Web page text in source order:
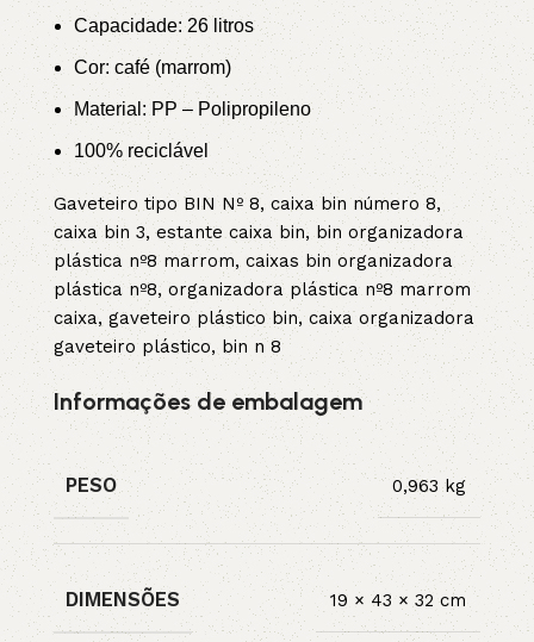
Capacidade: 26 litros
Cor: café (marrom)
Material: PP – Polipropileno
100% reciclável
Gaveteiro tipo BIN Nº 8, caixa bin número 8,
caixa bin 3, estante caixa bin, bin organizadora
plástica nº8 marrom, caixas bin organizadora
plástica nº8, organizadora plástica nº8 marrom
caixa, gaveteiro plástico bin, caixa organizadora
gaveteiro plástico, bin n 8
Informações de embalagem
PESO 0,963 kg
DIMENSÕES 19 × 43 × 32 cm